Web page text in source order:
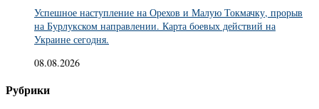
Успешное наступление на Орехов и Малую Токмачку, прорыв
на Бурлукском направлении. Карта боевых действий на
Украине сегодня.
08.08.2026
Рубрики